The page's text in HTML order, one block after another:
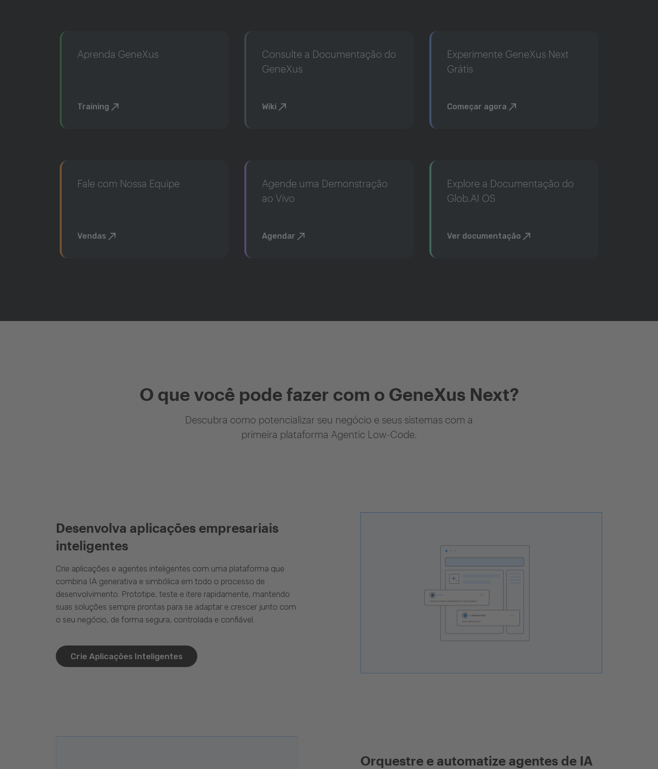
Aprenda GeneXus
Training
Consulte a Documentação do
GeneXus
Wiki
Experimente GeneXus Next
Grátis
Começar agora
Fale com Nossa Equipe
Vendas
Agende uma Demonstração
ao Vivo
Agendar
Explore a Documentação do
Glob.AI OS
Ver documentação
O que você pode fazer com o GeneXus Next?
Descubra como potencializar seu negócio e seus sistemas com a
primeira plataforma Agentic Low-Code.
Desenvolva aplicações empresariais
inteligentes
Crie aplicações e agentes inteligentes com uma plataforma que
combina IA generativa e simbólica em todo o processo de
desenvolvimento. Prototipe, teste e itere rapidamente, mantendo
suas soluções sempre prontas para se adaptar e crescer junto com
o seu negócio, de forma segura, controlada e confiável.
Crie Aplicações Inteligentes
Orquestre e automatize agentes de IA